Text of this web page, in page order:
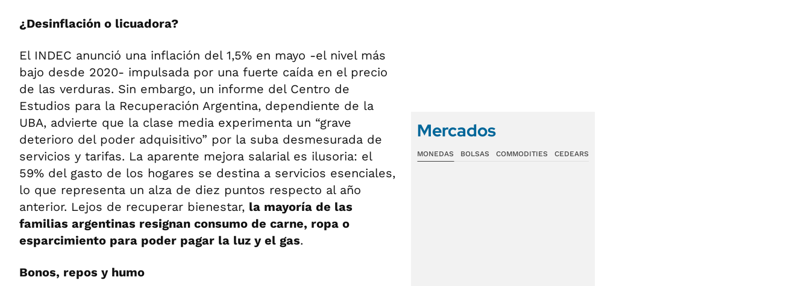
¿Desinflación o licuadora?
El INDEC anunció una inflación del 1,5% en mayo -el nivel más
bajo desde 2020- impulsada por una fuerte caída en el precio
de las verduras. Sin embargo, un informe del Centro de
Estudios para la Recuperación Argentina, dependiente de la
UBA, advierte que la clase media experimenta un “grave
deterioro del poder adquisitivo” por la suba desmesurada de
servicios y tarifas. La aparente mejora salarial es ilusoria: el
59% del gasto de los hogares se destina a servicios esenciales,
lo que representa un alza de diez puntos respecto al año
anterior. Lejos de recuperar bienestar, la mayoría de las
familias argentinas resignan consumo de carne, ropa o
esparcimiento para poder pagar la luz y el gas.
Bonos, repos y humo
Mercados
MONEDAS BOLSAS COMMODITIES CEDEARS